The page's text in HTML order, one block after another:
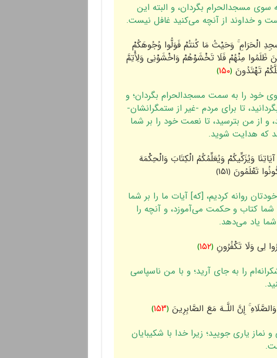
مسجدالحرام بگردان، و البته این
و خداوند از آنچه مى‌کنید غافل نیست.
وَحَیْثُ مَا کُنتُمْ فَوَلُّوا وُجُوهَکُمْ
ظَلَمُوا مِنْهُمْ فَلَا تَخْشَوْهُمْ وَاخْشَوْنِی وَلِأُتِمَّ
تَهْتَدُونَ ﴿١۵٠﴾
خود را به سمت مسجدالحرام بگردان؛ و
تا براى مردم -غیر از ستمگرانشان-
و از من بترسید، تا نعمت خود را بر شما
که هدایت شوید.
وَیُزَکِّیکُمْ وَیُعَلِّمُکُمُ الْکِتَابَ وَالْحِکْمَهَ
تَعْلَمُونَ ﴿١۵١﴾
روانه کردیم، [که‌] آیات ما را بر شما
شما کتاب و حکمت مى‌آموزد، و آنچه را
یاد مى‌دهد.
لِی وَلَا تَکْفُرُ‌ونِ ﴿١۵٢﴾
را به جاى آرید؛ و با من ناسپاسى
إِنَّ اللَّـهَ مَعَ الصَّابِرِ‌ینَ ﴿١۵٣﴾
نماز یارى جویید؛ زیرا خدا با شکیبایان